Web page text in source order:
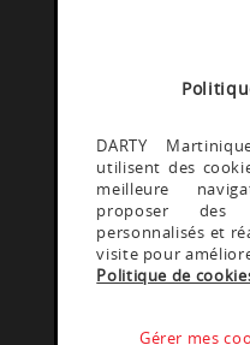
DARTY
utilisent des
meilleure
proposer
personnalisés et
visite pour
Politique de
Gérer mes
Rejoignez la
Découvrez les
Rejoignez la